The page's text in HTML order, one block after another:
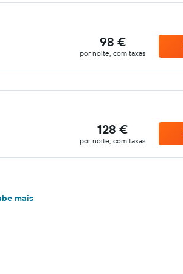
98 €
por noite, com taxas
128 €
por noite, com taxas
mais